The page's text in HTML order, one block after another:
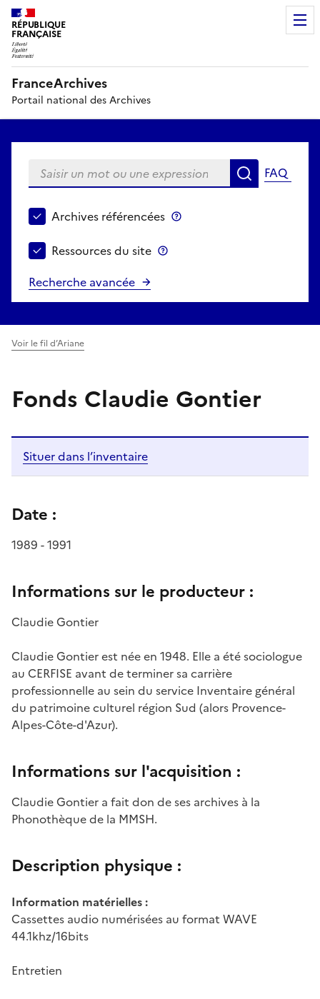
RÉPUBLIQUE
FRANÇAISE
FranceArchives
Portail national des Archives
Saisir un mot ou une expression Rechercher
FAQ
Choisir le périmètre de recherche
Archives référencées
Ressources du site
Recherche avancée
Voir le fil d’Ariane
Fonds Claudie Gontier
Situer dans l’inventaire
Date :
1989 - 1991
Informations sur le producteur :
Claudie Gontier
Claudie Gontier est née en 1948. Elle a été sociologue
au CERFISE avant de terminer sa carrière
professionnelle au sein du service Inventaire général
du patrimoine culturel région Sud (alors Provence-
Alpes-Côte-d'Azur).
Informations sur l'acquisition :
Claudie Gontier a fait don de ses archives à la
Phonothèque de la MMSH.
Description physique :
Information matérielles :
Cassettes audio numérisées au format WAVE
44.1khz/16bits
Entretien